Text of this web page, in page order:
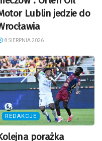
Lublin jedzie do
8 SIERPNIA 2026
REDAKCJE
porażka